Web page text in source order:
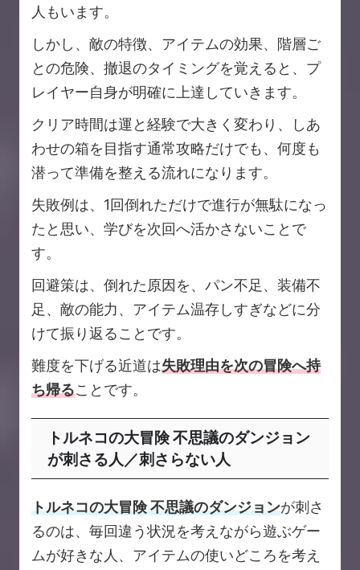
人もいます。
しかし、敵の特徴、アイテムの効果、階層ご
との危険、撤退のタイミングを覚えると、プ
レイヤー自身が明確に上達していきます。
クリア時間は運と経験で大きく変わり、しあ
わせの箱を目指す通常攻略だけでも、何度も
潜って準備を整える流れになります。
失敗例は、1回倒れただけで進行が無駄になっ
たと思い、学びを次回へ活かさないことで
す。
回避策は、倒れた原因を、パン不足、装備不
足、敵の能力、アイテム温存しすぎなどに分
けて振り返ることです。
難度を下げる近道は失敗理由を次の冒険へ持
ち帰ることです。
トルネコの大冒険 不思議のダンジョン
が刺さる人／刺さらない人
トルネコの大冒険 不思議のダンジョンが刺さ
るのは、毎回違う状況を考えながら遊ぶゲー
ムが好きな人、アイテムの使いどころを考え